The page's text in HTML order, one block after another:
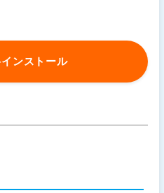
ンストール